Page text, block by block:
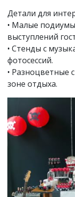
Детали для
• Малые
выступлений
• Стенды с
фотосессий.
• Разноцветные
зоне отдыха.